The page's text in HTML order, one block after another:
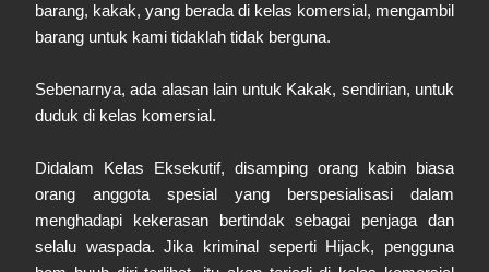
barang, kakak, yang berada di kelas komersial, mengambil
barang untuk kami tidaklah tidak berguna.
Sebenarnya, ada alasan lain untuk Kakak, sendirian, untuk
duduk di kelas komersial.
Didalam Kelas Eksekutif, disamping orang kabin biasa
orang anggota spesial yang berspesialisasi dalam
menghadapi kekerasan bertindak sebagai penjaga dan
selalu waspada. Jika kriminal seperti Hijack, pengguna